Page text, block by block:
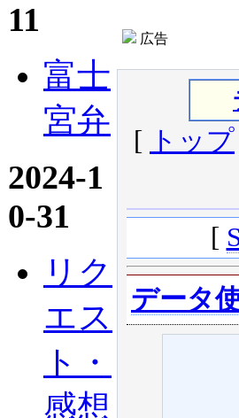
11
富士
宮弁
2024-1
0-31
リク
エス
ト・
感想
広告
[ トップ
[
データ